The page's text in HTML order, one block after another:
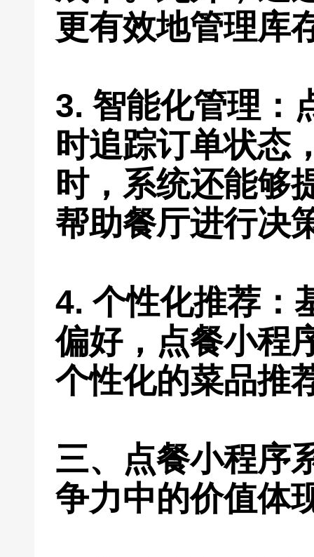
更有效地管理库
3. 智能化管理：
时追踪订单状态
时，系统还能够
帮助餐厅进行决
4. 个性化推荐：
偏好，点餐小程
个性化的菜品推
三、点餐小程序
争力中的价值体